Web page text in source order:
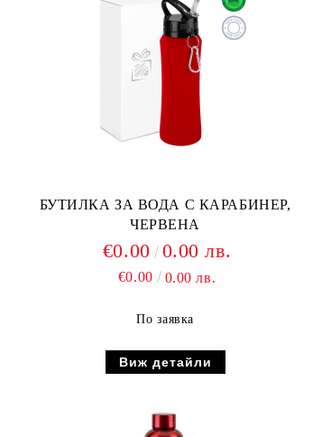
БУТИЛКА ЗА ВОДА С КАРАБИНЕР,
ЧЕРВЕНА
€0.00 0.00 лв.
€0.00 0.00 лв.
По заявка
Виж детайли